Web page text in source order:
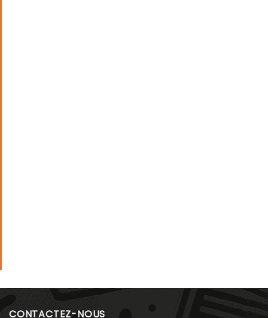
CONTACTEZ-NOUS